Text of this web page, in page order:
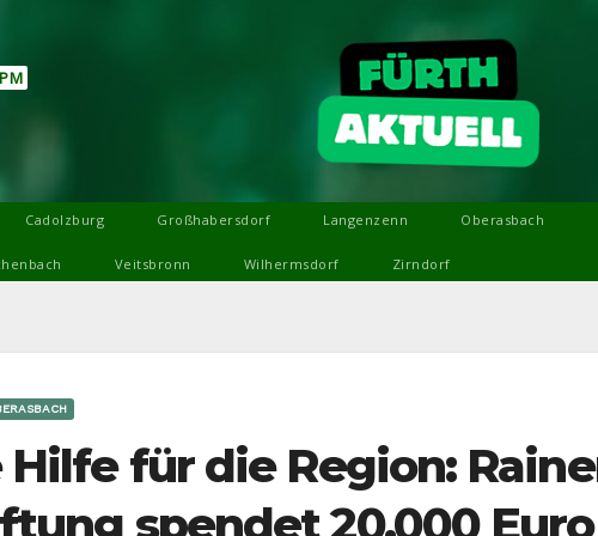
Cadolzburg Großhabersdorf Langenzenn Oberasbach
Veitsbronn Wilhermsdorf Zirndorf
für die Region: